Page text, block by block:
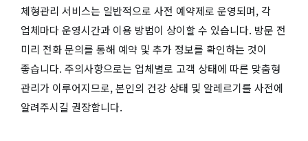
체형관리 서비스는 일반적으로 사전 예약제로 운영되며, 각
업체마다 운영시간과 이용 방법이 상이할 수 있습니다. 방문 전
미리 전화 문의를 통해 예약 및 추가 정보를 확인하는 것이
좋습니다. 주의사항으로는 업체별로 고객 상태에 따른 맞춤형
관리가 이루어지므로, 본인의 건강 상태 및 알레르기를 사전에
알려주시길 권장합니다.